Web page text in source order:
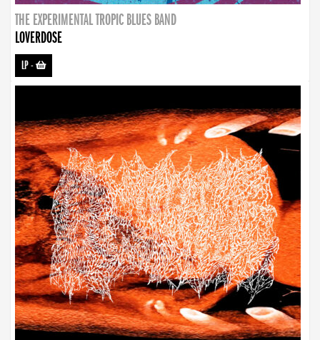
THE EXPERIMENTAL TROPIC BLUES BAND
LOVERDOSE
LP-